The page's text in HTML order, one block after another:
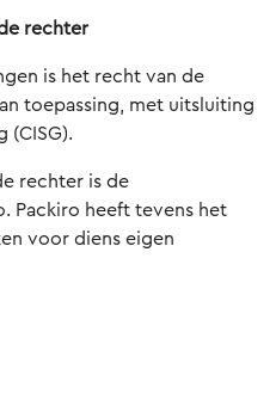
rechter
is het recht van de
toepassing, met uitsluiting
(CISG).
rechter is de
Packiro heeft tevens het
voor diens eigen